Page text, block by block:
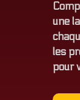
une
les
pour